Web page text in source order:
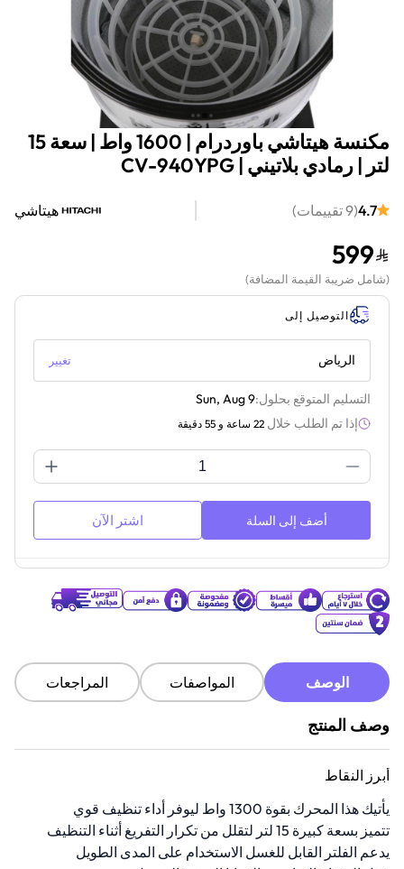
مكنسة هيتاشي باوردرام | 1600 واط | سعة 15
لتر | رمادي بلاتيني | CV-940YPG
4.7
(
9تقييمات) هيتاشي
599
(شامل ضريبة القيمة المضافة)
التوصيل إلى
الرياض تغيير
التسليم المتوقع بحلول:Sun, Aug 9
إذا تم الطلب خلال 22 ساعة و 55 دقيقة
أضف إلى السلة اشتر الآن
الوصف المواصفات المراجعات
وصف المنتج
أبرز النقاط
يأتيك هذا المحرك بقوة 1300 واط ليوفر أداء تنظيف قوي
تتميز بسعة كبيرة 15 لتر لتقلل من تكرار التفريغ أثناء التنظيف
يدعم الفلتر القابل للغسل الاستخدام على المدى الطويل